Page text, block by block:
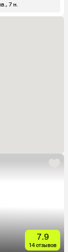
7 н.
7.9
14 отзывов